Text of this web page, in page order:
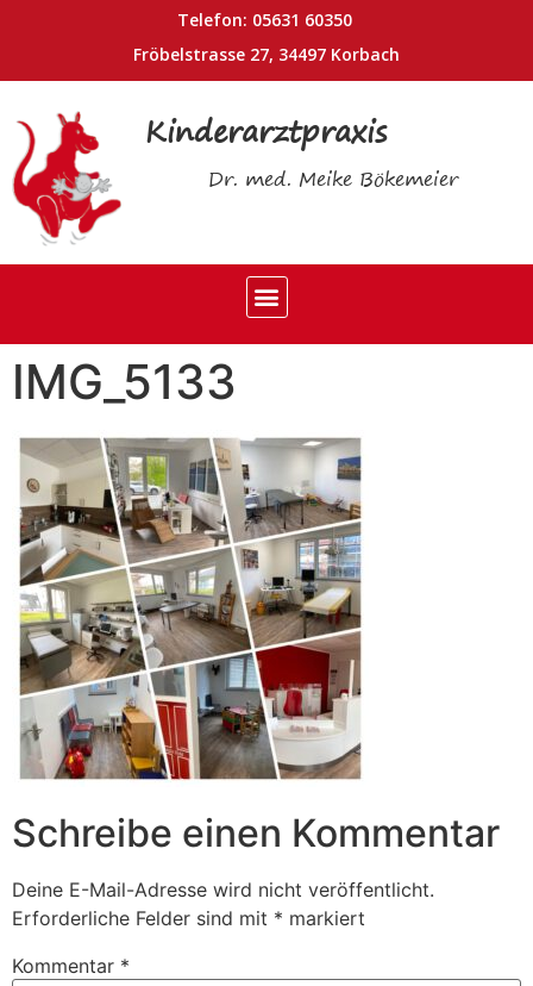
Telefon: 05631 60350
Fröbelstrasse 27, 34497 Korbach
Kinderarztpraxis
Dr. med. Meike Bökemeier
IMG_5133
Schreibe einen Kommentar
Deine E-Mail-Adresse wird nicht veröffentlicht.
Erforderliche Felder sind mit * markiert
Kommentar *